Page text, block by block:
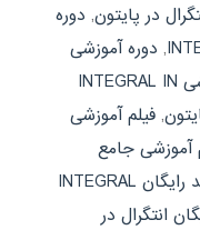
در پایتون, دوره
, دوره آموزشی
فیلم آموزشی INTEGRAL IN
, فیلم آموزشی
آموزشی جامع
فیلم آموزشی جدید رایگان INTEGRAL
انتگرال در